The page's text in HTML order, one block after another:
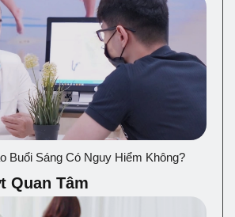
Buổi Sáng Có Nguy Hiểm Không?
Quan Tâm